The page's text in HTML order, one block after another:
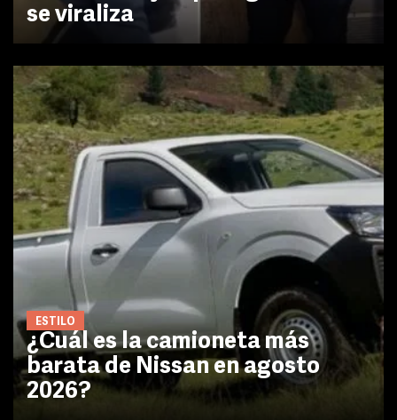
se viraliza
ESTILO
¿Cuál es la camioneta más
barata de Nissan en agosto
2026?